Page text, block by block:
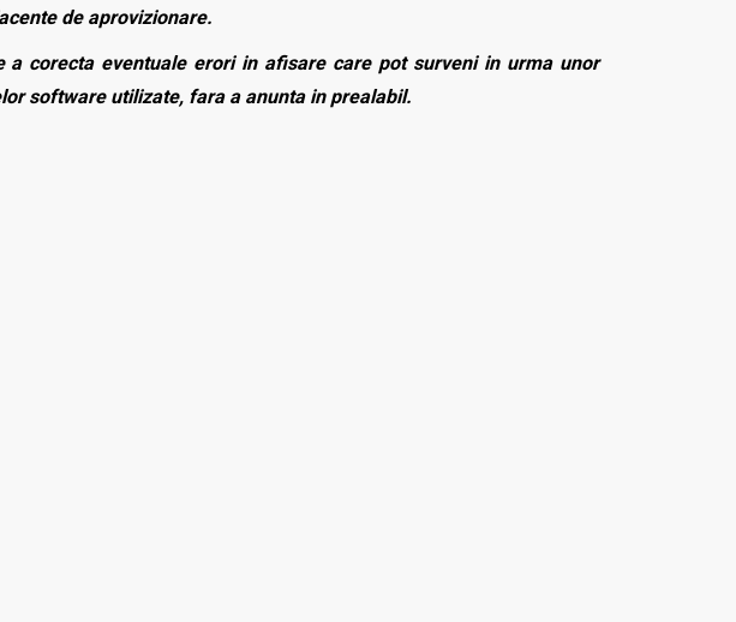
de aprovizionare.
corecta eventuale erori in afisare care pot surveni in urma unor
software utilizate, fara a anunta in prealabil.